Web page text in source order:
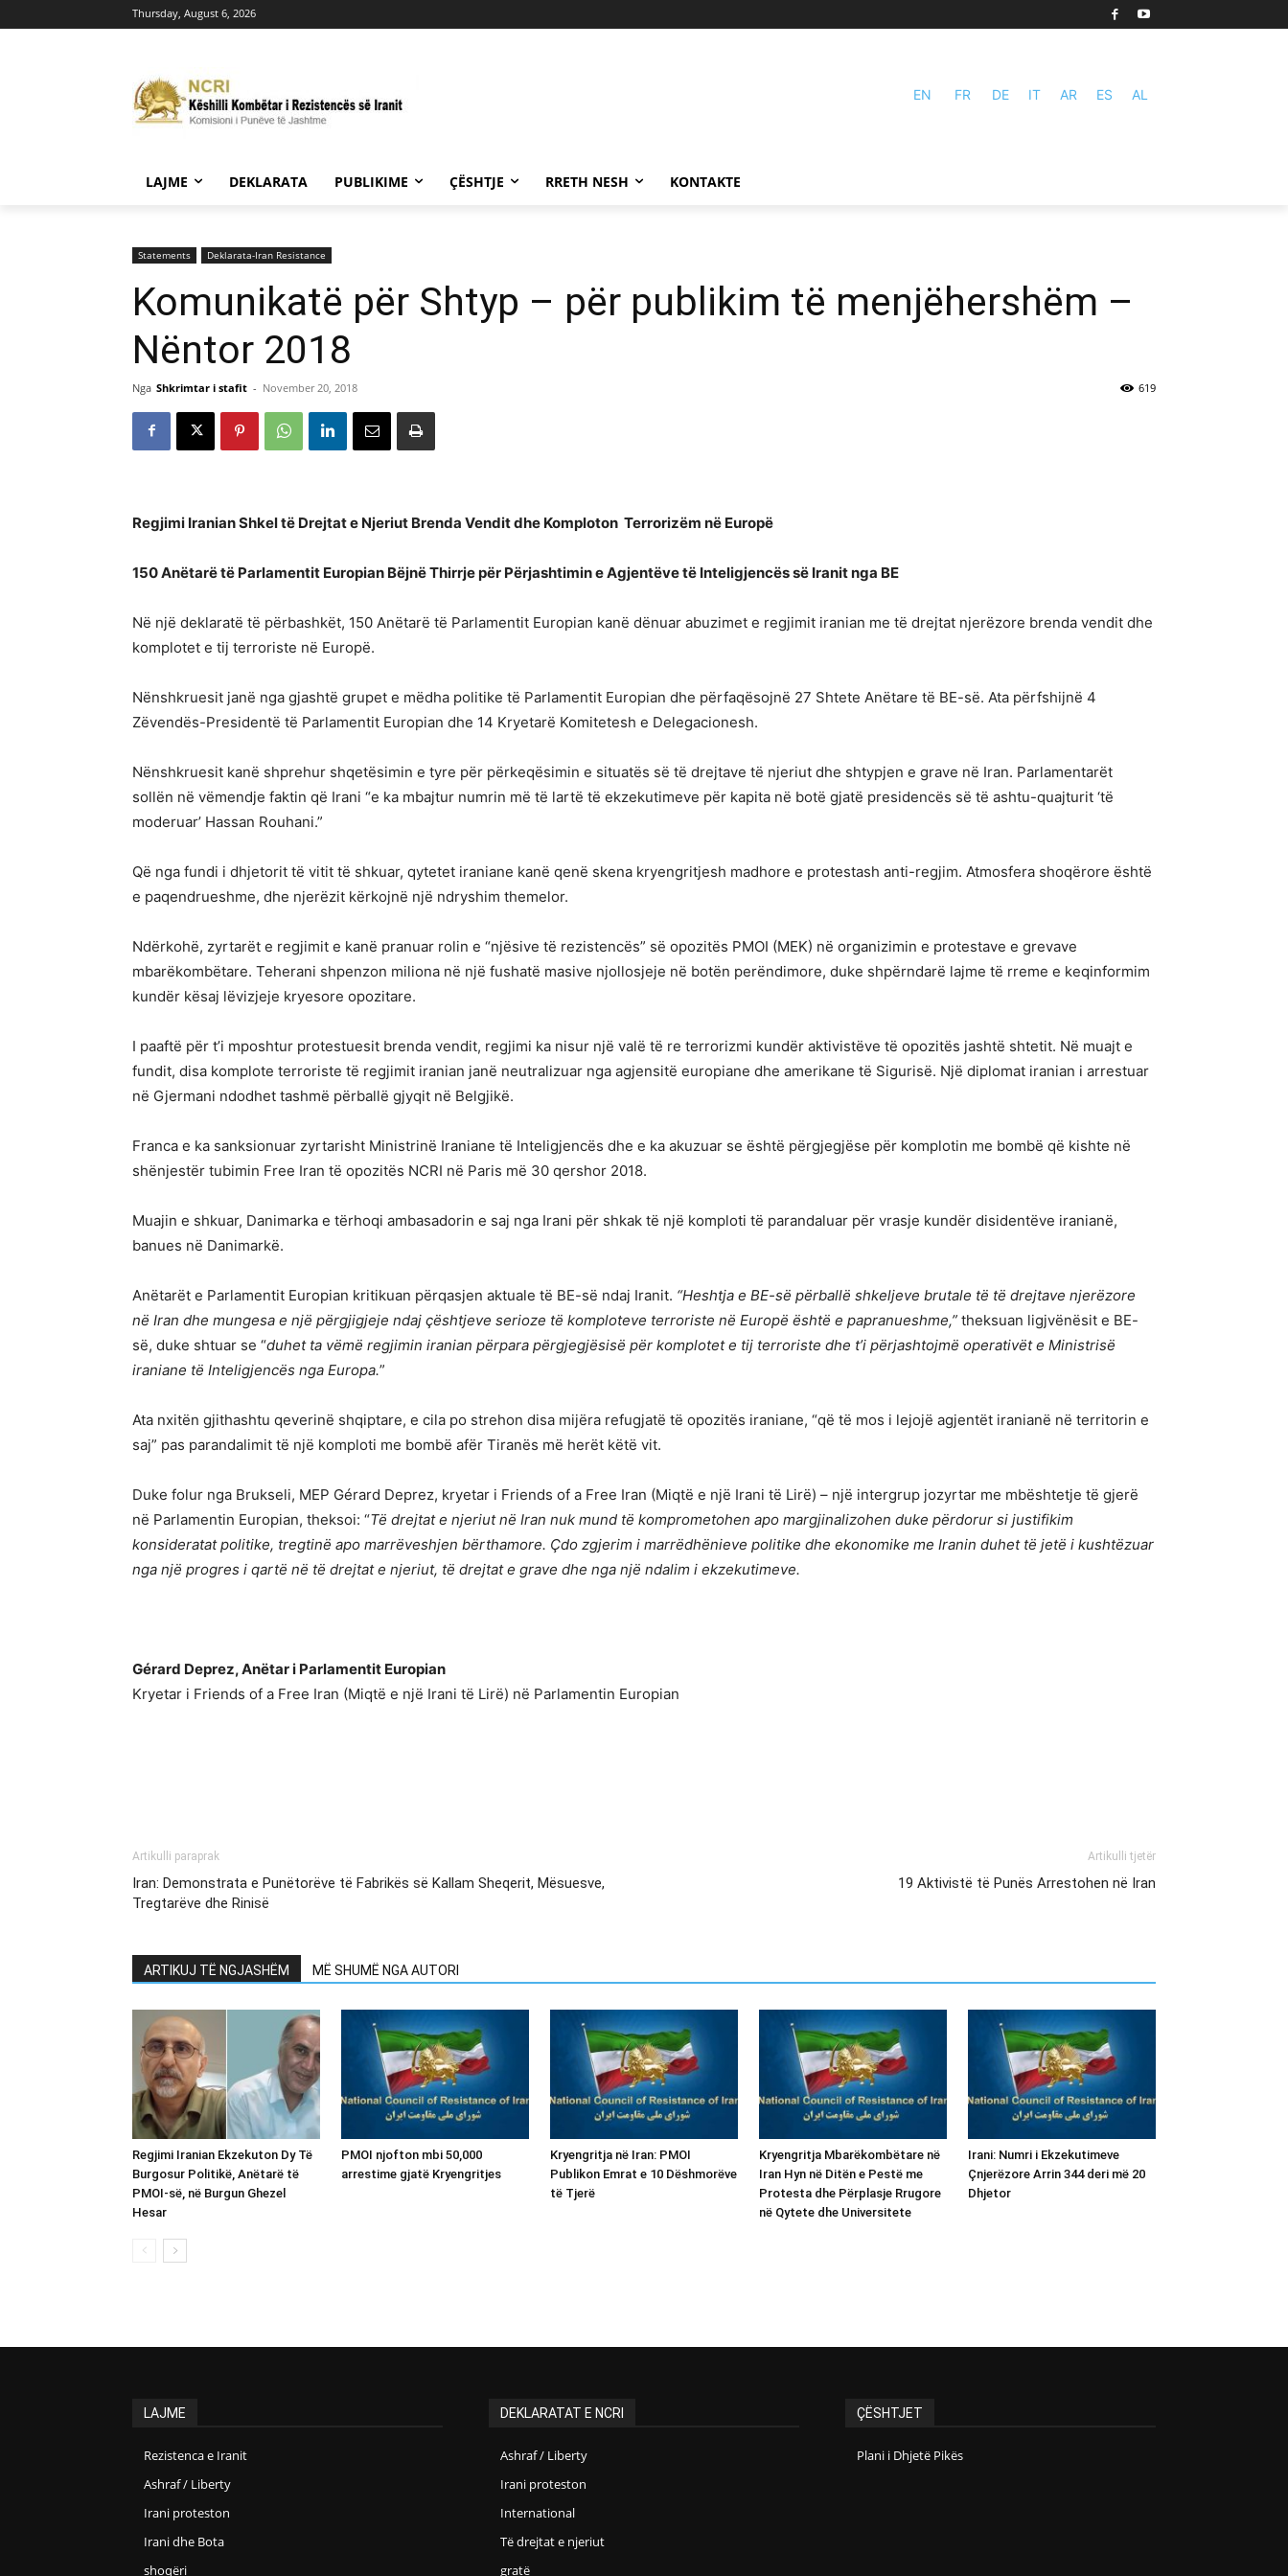
Thursday, August 6, 2026
EN FR DE IT AR ES AL
LAJME DEKLARATA PUBLIKIME ÇËSHTJE RRETH NESH KONTAKTE
Statements Deklarata-Iran Resistance
Komunikatë për Shtyp – për publikim të menjëhershëm –
Nëntor 2018
Nga Shkrimtar i stafit - November 20, 2018 619
Regjimi Iranian Shkel të Drejtat e Njeriut Brenda Vendit dhe Komploton Terrorizëm në Europë
150 Anëtarë të Parlamentit Europian Bëjnë Thirrje për Përjashtimin e Agjentëve të Inteligjencës së Iranit nga BE
Në një deklaratë të përbashkët, 150 Anëtarë të Parlamentit Europian kanë dënuar abuzimet e regjimit iranian me të drejtat njerëzore brenda vendit dhe
komplotet e tij terroriste në Europë.
Nënshkruesit janë nga gjashtë grupet e mëdha politike të Parlamentit Europian dhe përfaqësojnë 27 Shtete Anëtare të BE-së. Ata përfshijnë 4
Zëvendës-Presidentë të Parlamentit Europian dhe 14 Kryetarë Komitetesh e Delegacionesh.
Nënshkruesit kanë shprehur shqetësimin e tyre për përkeqësimin e situatës së të drejtave të njeriut dhe shtypjen e grave në Iran. Parlamentarët
sollën në vëmendje faktin që Irani “e ka mbajtur numrin më të lartë të ekzekutimeve për kapita në botë gjatë presidencës së të ashtu-quajturit ‘të
moderuar’ Hassan Rouhani.”
Që nga fundi i dhjetorit të vitit të shkuar, qytetet iraniane kanë qenë skena kryengritjesh madhore e protestash anti-regjim. Atmosfera shoqërore është
e paqendrueshme, dhe njerëzit kërkojnë një ndryshim themelor.
Ndërkohë, zyrtarët e regjimit e kanë pranuar rolin e “njësive të rezistencës” së opozitës PMOI (MEK) në organizimin e protestave e grevave
mbarëkombëtare. Teherani shpenzon miliona në një fushatë masive njollosjeje në botën perëndimore, duke shpërndarë lajme të rreme e keqinformim
kundër kësaj lëvizjeje kryesore opozitare.
I paaftë për t’i mposhtur protestuesit brenda vendit, regjimi ka nisur një valë të re terrorizmi kundër aktivistëve të opozitës jashtë shtetit. Në muajt e
fundit, disa komplote terroriste të regjimit iranian janë neutralizuar nga agjensitë europiane dhe amerikane të Sigurisë. Një diplomat iranian i arrestuar
në Gjermani ndodhet tashmë përballë gjyqit në Belgjikë.
Franca e ka sanksionuar zyrtarisht Ministrinë Iraniane të Inteligjencës dhe e ka akuzuar se është përgjegjëse për komplotin me bombë që kishte në
shënjestër tubimin Free Iran të opozitës NCRI në Paris më 30 qershor 2018.
Muajin e shkuar, Danimarka e tërhoqi ambasadorin e saj nga Irani për shkak të një komploti të parandaluar për vrasje kundër disidentëve iranianë,
banues në Danimarkë.
Anëtarët e Parlamentit Europian kritikuan përqasjen aktuale të BE-së ndaj Iranit. “Heshtja e BE-së përballë shkeljeve brutale të të drejtave njerëzore
në Iran dhe mungesa e një përgjigjeje ndaj çështjeve serioze të komploteve terroriste në Europë është e papranueshme,” theksuan ligjvënësit e BE-
së, duke shtuar se “duhet ta vëmë regjimin iranian përpara përgjegjësisë për komplotet e tij terroriste dhe t’i përjashtojmë operativët e Ministrisë
iraniane të Inteligjencës nga Europa.”
Ata nxitën gjithashtu qeverinë shqiptare, e cila po strehon disa mijëra refugjatë të opozitës iraniane, “që të mos i lejojë agjentët iranianë në territorin e
saj” pas parandalimit të një komploti me bombë afër Tiranës më herët këtë vit.
Duke folur nga Brukseli, MEP Gérard Deprez, kryetar i Friends of a Free Iran (Miqtë e një Irani të Lirë) – një intergrup jozyrtar me mbështetje të gjerë
në Parlamentin Europian, theksoi: “Të drejtat e njeriut në Iran nuk mund të komprometohen apo margjinalizohen duke përdorur si justifikim
konsideratat politike, tregtinë apo marrëveshjen bërthamore. Çdo zgjerim i marrëdhënieve politike dhe ekonomike me Iranin duhet të jetë i kushtëzuar
nga një progres i qartë në të drejtat e njeriut, të drejtat e grave dhe nga një ndalim i ekzekutimeve.
Gérard Deprez,Anëtar i Parlamentit Europian
Kryetar i Friends of a Free Iran (Miqtë e një Irani të Lirë) në Parlamentin Europian
Artikulli paraprak
Iran: Demonstrata e Punëtorëve të Fabrikës së Kallam Sheqerit, Mësuesve,
Tregtarëve dhe Rinisë
Artikulli tjetër
19 Aktivistë të Punës Arrestohen në Iran
ARTIKUJ TË NGJASHËM MË SHUMË NGA AUTORI
Regjimi Iranian Ekzekuton Dy Të
Burgosur Politikë, Anëtarë të
PMOI-së, në Burgun Ghezel
Hesar
PMOI njofton mbi 50,000
arrestime gjatë Kryengritjes
Kryengritja në Iran: PMOI
Publikon Emrat e 10 Dëshmorëve
të Tjerë
Kryengritja Mbarëkombëtare në
Iran Hyn në Ditën e Pestë me
Protesta dhe Përplasje Rrugore
në Qytete dhe Universitete
Irani: Numri i Ekzekutimeve
Çnjerëzore Arrin 344 deri më 20
Dhjetor
LAJME
Rezistenca e Iranit
Ashraf / Liberty
Irani proteston
Irani dhe Bota
shoqëri
DEKLARATAT E NCRI
Ashraf / Liberty
Irani proteston
International
Të drejtat e njeriut
gratë
ÇËSHTJET
Plani i Dhjetë Pikës